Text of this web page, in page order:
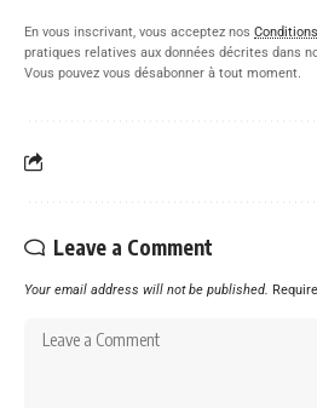
En vous inscrivant, vous acceptez nos
pratiques relatives aux données décrites dans
Vous pouvez vous désabonner à tout moment.
Leave a Comment
Your email address will not be published.